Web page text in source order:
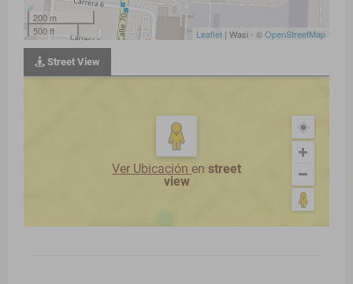
200 m
500 ft
Leaflet | Wasi - ©OpenStreetMap
Street View
Ver Ubicación en street
view